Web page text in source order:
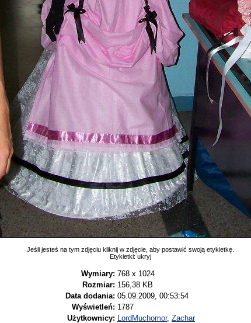
Jeśli jesteś na tym zdjęciu kliknij w zdjęcie, aby postawić swoją etykietkę.
Etykietki: ukryj
Wymiary: 768 x 1024
Rozmiar: 156,38 KB
Data dodania: 05.09.2009, 00:53:54
Wyświetleń: 1787
Użytkownicy:
LordMuchomor, Zachar